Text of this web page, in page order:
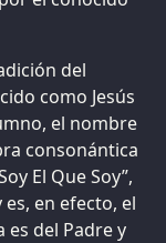
del
como Jesús
el nombre
consonántica
El Que Soy”,
es, en efecto, el
es del Padre y